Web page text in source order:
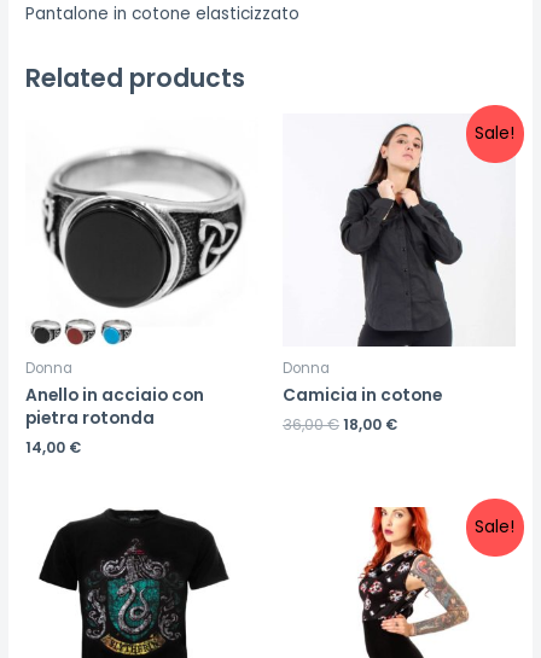
Pantalone in cotone elasticizzato
Related products
Donna
Anello in acciaio con
pietra rotonda
14,00 €
Sale!
Donna
Camicia in cotone
36,00€18,00 €
Sale!